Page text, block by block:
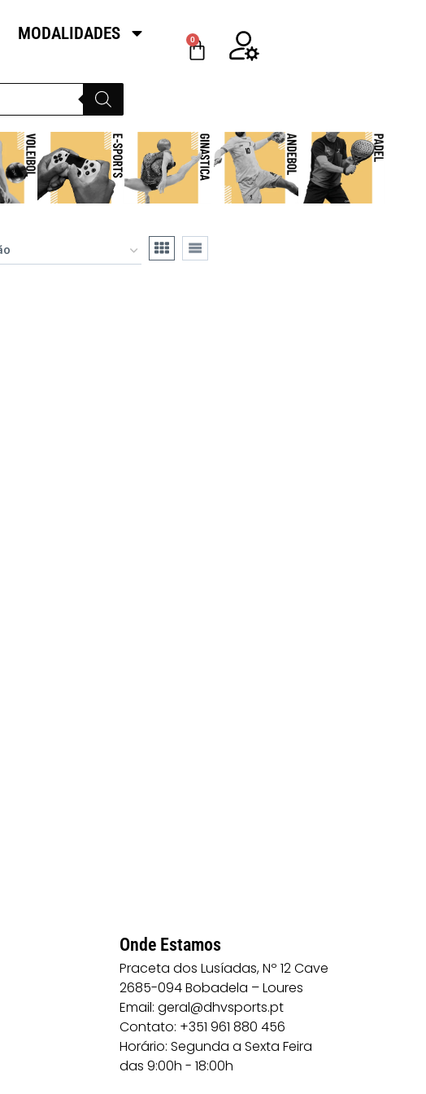
MODALIDADES
0
Onde Estamos
Praceta dos Lusíadas, Nº 12 Cave
2685-094 Bobadela – Loures
Email: geral@dhvsports.pt
Contato: +351 961 880 456
Horário: Segunda a Sexta Feira
das 9:00h - 18:00h